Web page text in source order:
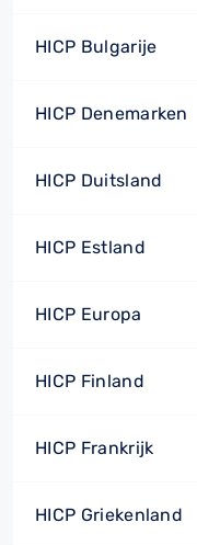
HICP Bulgarije
HICP Denemarken
HICP Duitsland
HICP Estland
HICP Europa
HICP Finland
HICP Frankrijk
HICP Griekenland